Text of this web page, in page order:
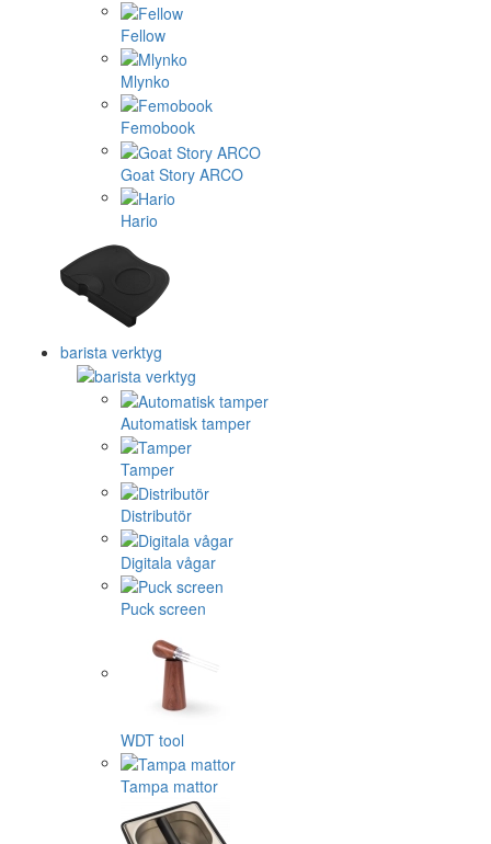
Fellow
Mlynko
Femobook
Goat Story ARCO
Hario
barista verktyg
Automatisk tamper
Tamper
Distributör
Digitala vågar
Puck screen
WDT tool
Tampa mattor